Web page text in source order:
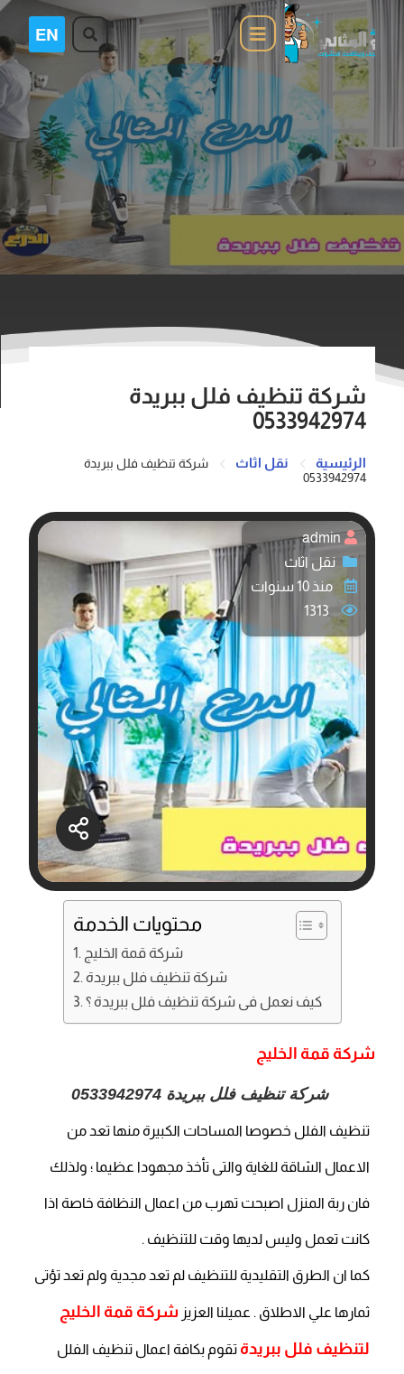
شركة تنظيف فلل ببريدة
0533942974
الرئيسية نقل اثاث
شركة تنظيف فلل ببريدة
0533942974
admin
نقل اثاث
منذ 10 سنوات
محتويات الخدمة
شركة قمة الخليج
شركة تنظيف فلل ببريدة
كيف نعمل فى شركة تنظيف فلل ببريدة ؟
شركة قمة الخليج
شركة تنظيف فلل ببريدة0533942974
تنظيف الفلل خصوصا المساحات الكبيرة منها تعد من
الاعمال الشاقة للغاية والتى تأخذ مجهودا عظيما ؛ ولذلك
فان ربة المنزل اصبحت تهرب من اعمال النظافة خاصة اذا
كانت تعمل وليس لديها وقت للتنظيف .
كما ان الطرق التقليدية للتنظيف لم تعد مجدية ولم تعد تؤتى
ثمارها علي الاطلاق . عميلنا العزيز شركة قمة الخليج
لتنظيف فلل ببريدة تقوم بكافة اعمال تنظيف الفلل